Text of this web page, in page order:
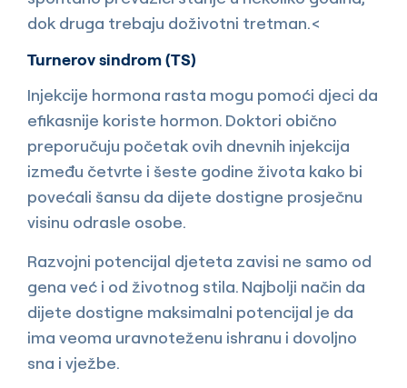
dok druga trebaju doživotni tretman.<
Turnerov sindrom (TS)
Injekcije hormona rasta mogu pomoći djeci da
efikasnije koriste hormon. Doktori obično
preporučuju početak ovih dnevnih injekcija
između četvrte i šeste godine života kako bi
povećali šansu da dijete dostigne prosječnu
visinu odrasle osobe.
Razvojni potencijal djeteta zavisi ne samo od
gena već i od životnog stila. Najbolji način da
dijete dostigne maksimalni potencijal je da
ima veoma uravnoteženu ishranu i dovoljno
sna i vježbe.